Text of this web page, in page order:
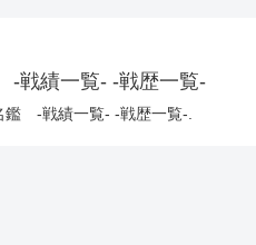
戦績一覧- -戦歴一覧-
鑑 -戦績一覧- -戦歴一覧-.